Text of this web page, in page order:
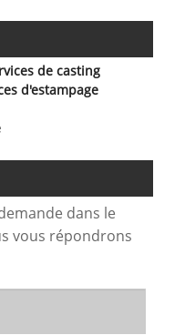
de casting
d'estampage
dans le
vous répondrons